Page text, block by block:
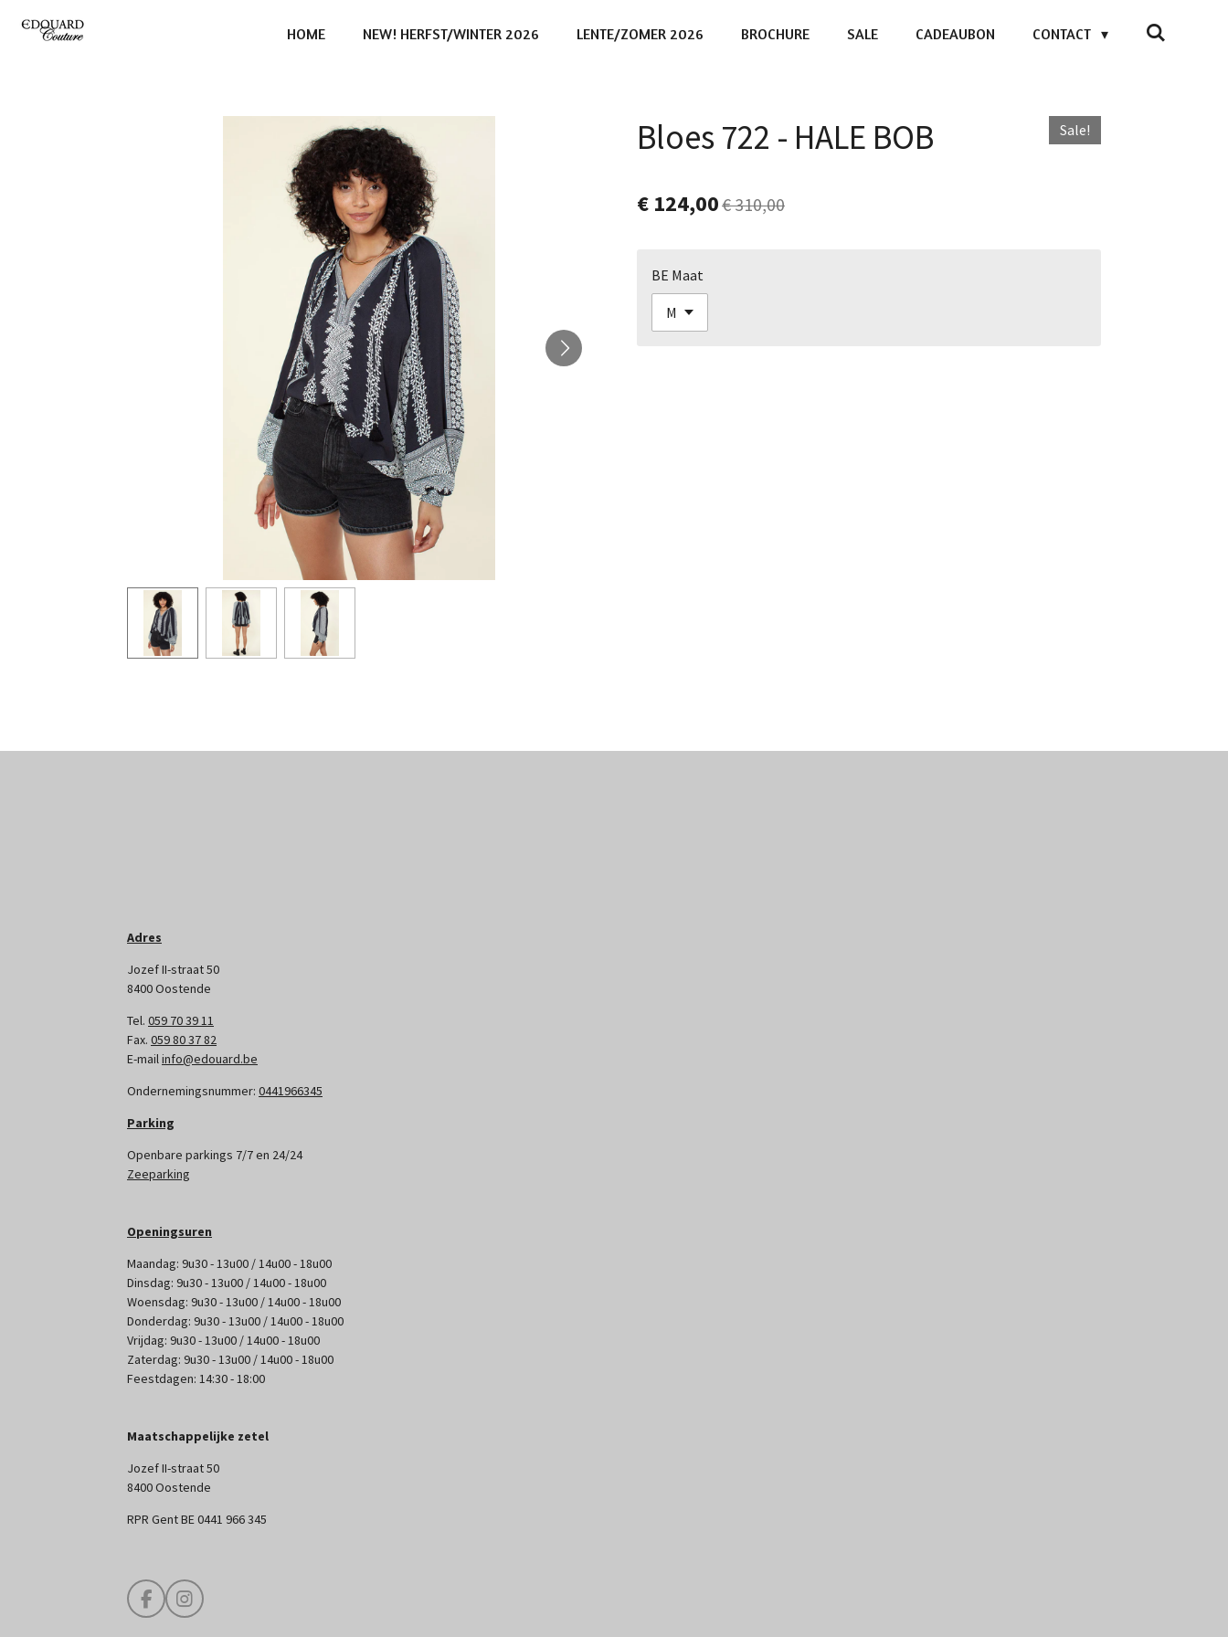
Ga
direct
HOME NEW! HERFST/WINTER 2026 LENTE/ZOMER 2026 BROCHURE SALE CADEAUBON CONTACT
Bloes 722 - HALE BOB Sale!
€ 124,00€ 310,00
BE Maat
Adres
Jozef II-straat 50
8400 Oostende
Tel. 059 70 39 11
Fax. 059 80 37 82
E-mailinfo@edouard.be
Ondernemingsnummer: 0441966345
Parking
Openbare parkings 7/7 en 24/24
Zeeparking
Openingsuren
Maandag: 9u30 - 13u00 / 14u00 - 18u00
Dinsdag: 9u30 - 13u00 / 14u00 - 18u00
Woensdag: 9u30 - 13u00 / 14u00 - 18u00
Donderdag: 9u30 - 13u00 / 14u00 - 18u00
Vrijdag: 9u30 - 13u00 / 14u00 - 18u00
Zaterdag: 9u30 - 13u00 / 14u00 - 18u00
Feestdagen: 14:30 - 18:00
Maatschappelijke zetel
Jozef II-straat 50
8400 Oostende
RPR Gent BE 0441 966 345
F
a
I
n